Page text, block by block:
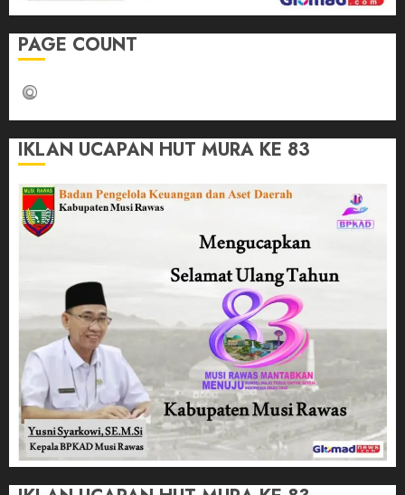
PAGE COUNT
IKLAN UCAPAN HUT MURA KE 83